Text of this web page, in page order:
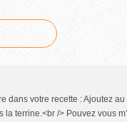
dans votre recette : Ajoutez
la terrine.<br /> Pouvez vous